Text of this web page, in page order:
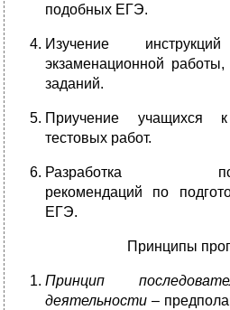
подобных ЕГЭ.
Изучение
экзаменационной
заданий.
Приучение учащихся
тестовых работ.
Разработка
рекомендаций по
ЕГЭ.
Принципы
Принцип
деятельности –